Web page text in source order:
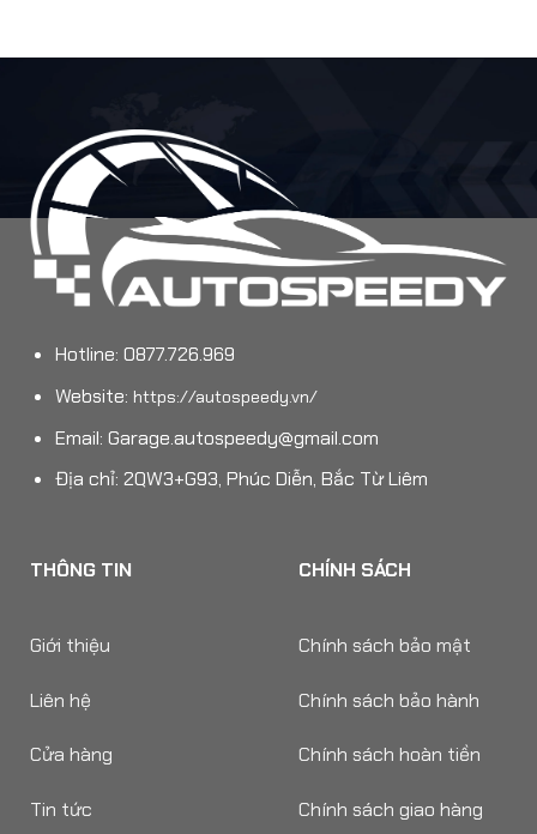
Hotline: 0877.726.969
Website: https://autospeedy.vn/
Email: Garage.autospeedy@gmail.com
Địa chỉ: 2QW3+G93, Phúc Diễn, Bắc Từ Liêm
THÔNG TIN
Giới thiệu
Liên hệ
Cửa hàng
Tin tức
CHÍNH SÁCH
Chính sách bảo mật
Chính sách bảo hành
Chính sách hoàn tiền
Chính sách giao hàng